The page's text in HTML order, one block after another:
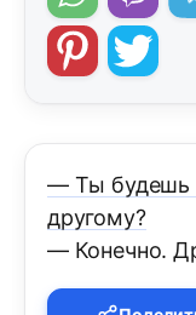
— Ты будешь
другому?
— Конечно.